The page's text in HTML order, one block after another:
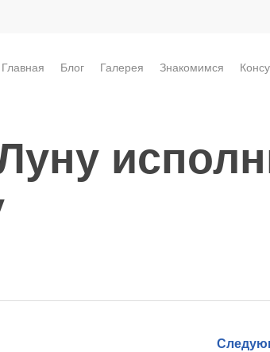
Главная Блог Галерея Знакомимся